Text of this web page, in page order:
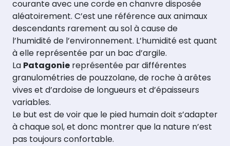
courante avec une corde en chanvre disposée
aléatoirement. C’est une référence aux animaux
descendants rarement au sol à cause de
l’humidité de l’environnement. L’humidité est quant
à elle représentée par un bac d’argile.
La Patagonie représentée par différentes
granulométries de pouzzolane, de roche à arêtes
vives et d’ardoise de longueurs et d’épaisseurs
variables.
Le but est de voir que le pied humain doit s’adapter
à chaque sol, et donc montrer que la nature n’est
pas toujours confortable.